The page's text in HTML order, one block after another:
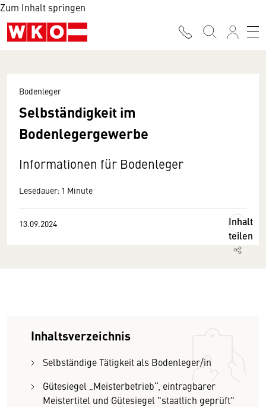
Zum Inhalt springen
Bodenleger
Selbständigkeit im
Bodenlegergewerbe
Informationen für Bodenleger
Lesedauer: 1 Minute
13.09.2024
Inhalt
teilen
Inhaltsverzeichnis
Selbständige Tätigkeit als Bodenleger/in
Gütesiegel „Meisterbetrieb“, eintragbarer
Meistertitel und Gütesiegel "staatlich geprüft"